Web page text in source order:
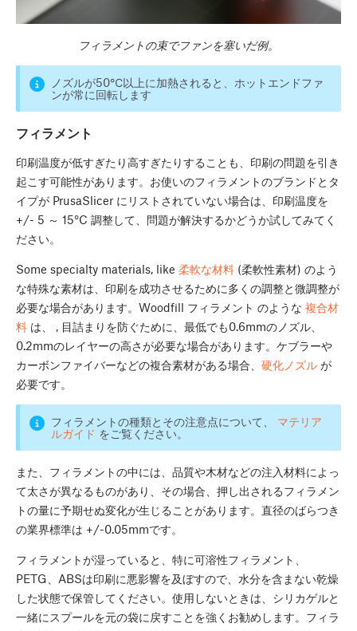
フィラメントの束でファンを塞いだ例。
ノズルが50℃以上に加熱されると、ホットエンドファ
ンが常に回転します
フィラメント
印刷温度が低すぎたり高すぎたりすることも、印刷の問題を引き
起こす可能性があります。お使いのフィラメントのブランドとタ
イプが PrusaSlicer にリストされていない場合は、印刷温度を
+/- 5 ～ 15°C 調整して、問題が解決するかどうか試してみてく
ださい。
Some specialty materials, like 柔軟な材料 (柔軟性素材) のよう
な特殊な素材は、印刷を成功させるために多くの調整と微調整が
必要な場合があります。Woodfill フィラメント のような 複合材
料 は、 , 目詰まりを防ぐために、最低でも0.6mmのノズル、
0.2mmのレイヤーの高さが必要な場合があります。ケブラーや
カーボンファイバーなどの複合素材がある場合、 硬化ノズル が
必要です。
フィラメントの種類とその注意点について、 マテリア
ルガイド をご覧ください。
また、フィラメントの中には、品質や木材などの注入材料によっ
て太さが異なるものがあり、その場合、押し出されるフィラメン
トの量に予期せぬ変化が生じることがあります。直径のばらつき
の業界標準は +/-0.05mmです。
フィラメントが湿っていると、特に可溶性フィラメント、
PETG、ABSは印刷に悪影響を及ぼすので、水分を含まない乾燥
した状態で保管してください。使用しないときは、シリカゲルと
一緒にスプールを元の袋に戻すことを強くお勧めします。フィラ